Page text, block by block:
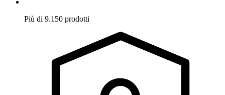
Più di 9.150 prodotti